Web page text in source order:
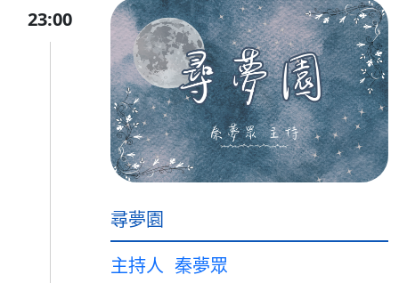
23:00
尋夢園
主持人 秦夢眾